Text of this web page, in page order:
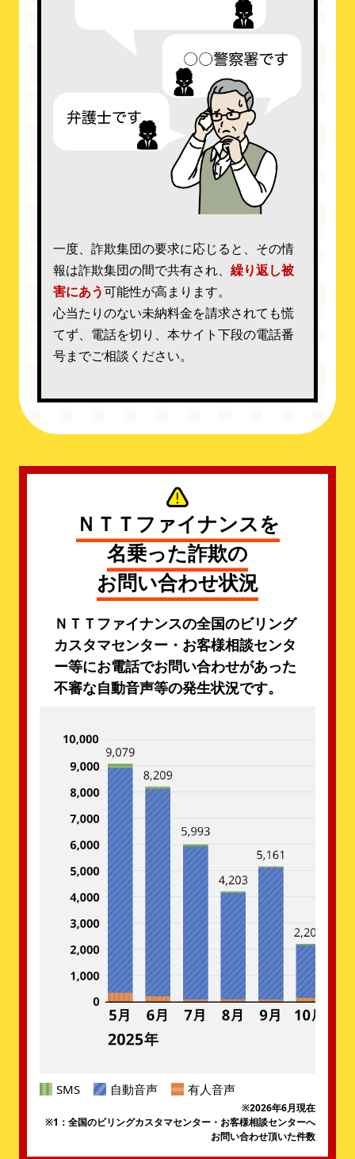
一度、詐欺集団の要求に応じると、その情
報は詐欺集団の間で共有され、繰り返し被
害にあう可能性が高まります。
心当たりのない未納料金を請求されても慌
てず、電話を切り、本サイト下段の電話番
号までご相談ください。
ＮＴＴファイナンスを
名乗った詐欺の
お問い合わせ状況
ＮＴＴファイナンスの全国のビリング
カスタマセンター・お客様相談センタ
ー等にお電話でお問い合わせがあった
不審な自動音声等の発生状況です。
SMS 自動音声 有人音声
※2026年6月現在
※1：全国のビリングカスタマセンター・お客様相談センターへ
お問い合わせ頂いた件数